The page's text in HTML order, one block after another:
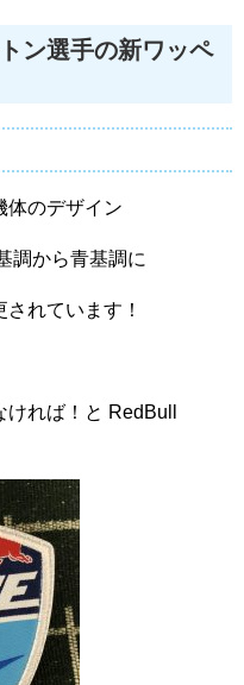
ン選手の新ワッペ
体のデザイン
調から青基調に
れています！
れば！と RedBull